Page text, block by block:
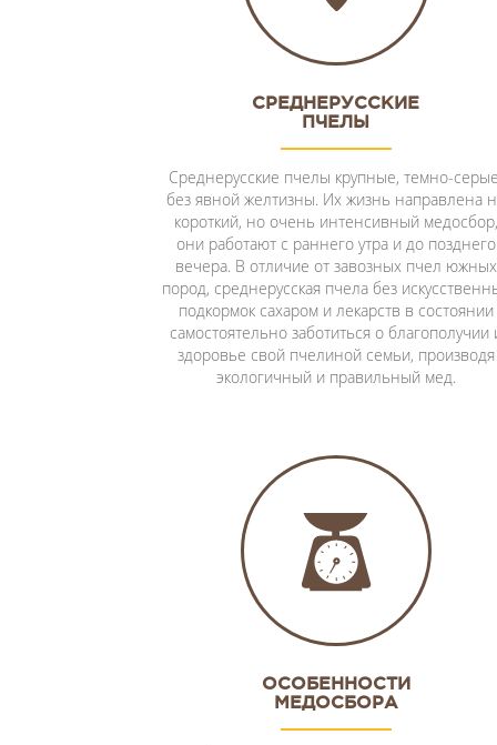
СРЕДНЕРУССКИЕ
ПЧЕЛЫ
Среднерусские пчелы крупные, темно-
без явной желтизны. Их жизнь направлена
короткий, но очень интенсивный медосбор,
они работают с раннего утра и до позднего
вечера. В отличие от завозных пчел южных
пород, среднерусская пчела без
подкормок сахаром и лекарств в состоянии
самостоятельно заботиться о благополучии
здоровье свой пчелиной семьи, производя
экологичный и правильный мед.
ОСОБЕННОСТИ
МЕДОСБОРА